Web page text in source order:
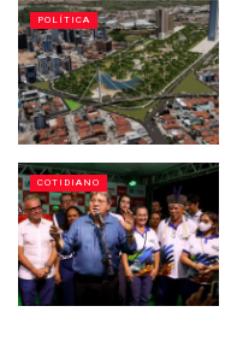
POLÍTICA
COTIDIANO